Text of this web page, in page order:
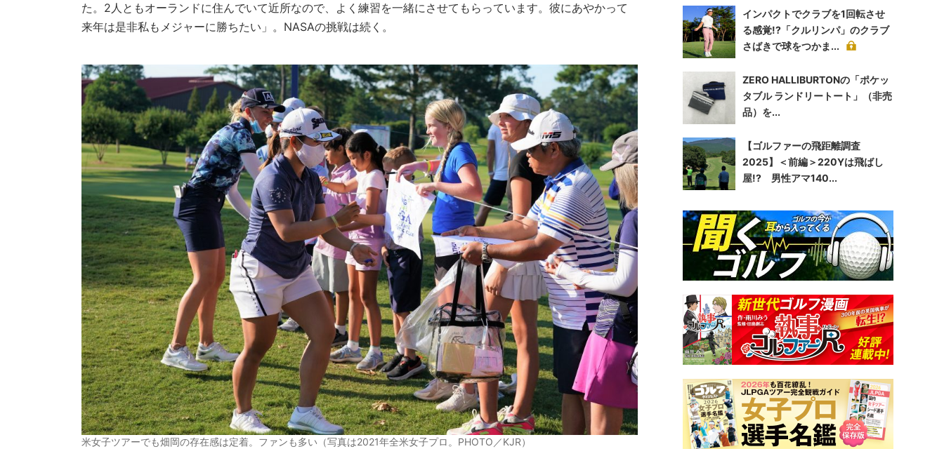
た。2人ともオーランドに住んでいて近所なので、よく練習を一緒にさせてもらっています。彼にあやかって
来年は是非私もメジャーに勝ちたい」。NASAの挑戦は続く。
米女子ツアーでも畑岡の存在感は定着。ファンも多い（写真は2021年全米女子プロ。PHOTO／KJR）
インパクトでクラブを1回転させ
る感覚!?「クルリンパ」のクラブ
さばきで球をつかま...
ZERO HALLIBURTONの「ポケッ
タブル ランドリートート」（非売
品）を...
【ゴルファーの飛距離調査
2025】＜前編＞220Yは飛ばし
屋!? 男性アマ140...